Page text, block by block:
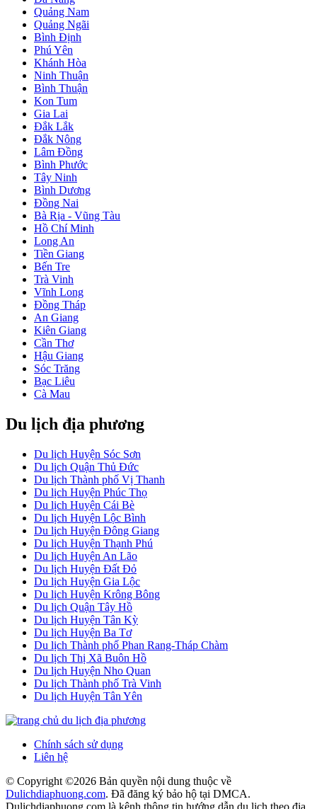
Quảng Nam
Quảng Ngãi
Bình Định
Phú Yên
Khánh Hòa
Ninh Thuận
Bình Thuận
Kon Tum
Gia Lai
Đắk Lắk
Đắk Nông
Lâm Đồng
Bình Phước
Tây Ninh
Bình Dương
Đồng Nai
Bà Rịa - Vũng Tàu
Hồ Chí Minh
Long An
Tiền Giang
Bến Tre
Trà Vinh
Vĩnh Long
Đồng Tháp
An Giang
Kiên Giang
Cần Thơ
Hậu Giang
Sóc Trăng
Bạc Liêu
Cà Mau
Du lịch địa phương
Du lịch Huyện Sóc Sơn
Du lịch Quận Thủ Đức
Du lịch Thành phố Vị Thanh
Du lịch Huyện Phúc Thọ
Du lịch Huyện Cái Bè
Du lịch Huyện Lộc Bình
Du lịch Huyện Đông Giang
Du lịch Huyện Thạnh Phú
Du lịch Huyện An Lão
Du lịch Huyện Đất Đỏ
Du lịch Huyện Gia Lộc
Du lịch Huyện Krông Bông
Du lịch Quận Tây Hồ
Du lịch Huyện Tân Kỳ
Du lịch Huyện Ba Tơ
Du lịch Thành phố Phan Rang-Tháp Chàm
Du lịch Thị Xã Buôn Hồ
Du lịch Huyện Nho Quan
Du lịch Thành phố Trà Vinh
Du lịch Huyện Tân Yên
Chính sách sử dụng
Liên hệ
© Copyright ©2026 Bản quyền nội dung thuộc về
Dulichdiaphuong.com. Đã đăng ký bảo hộ tại DMCA.
Dulichdiaphuong.com là kênh thông tin hướng dẫn du lịch theo địa